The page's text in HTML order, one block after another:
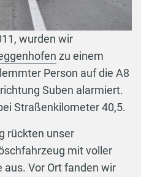
wurden wir
zu einem
Person auf die A8
Suben alarmiert.
Straßenkilometer 40,5.
rückten unser
mit voller
Vor Ort fanden wir